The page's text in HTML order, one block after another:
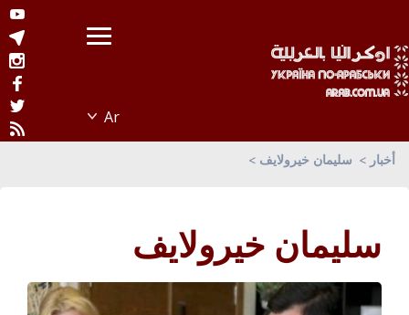
أخبار سليمان خيرولايف
سليمان خيرولايف